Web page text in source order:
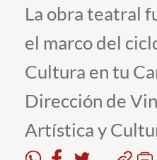
Admisión
Pregrado
Postgrado
Formación Continua
La obra teatral
el marco del
Cultura en tu
Dirección de
Artística y